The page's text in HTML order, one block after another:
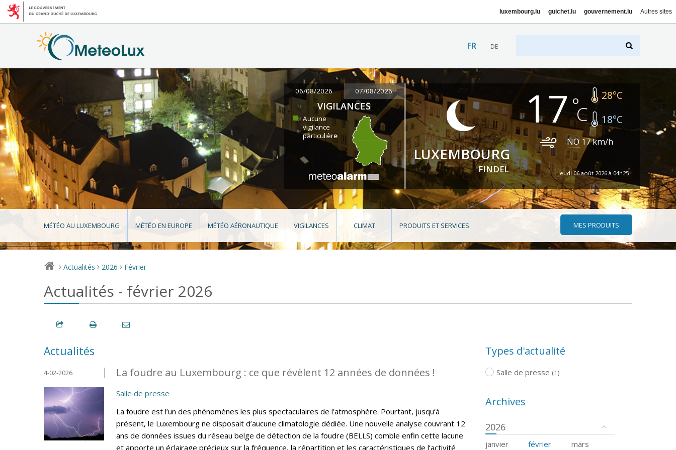
luxembourg.lu guichet.lu gouvernement.lu Autres sites
FR DE
06/08/2026 07/08/2026
VIGILANCES
Aucune
vigilance
particulière
LUXEMBOURG
FINDEL
17 28°C
18°C
NO 17km/h
Jeudi 06 août 2026 à 04h25
MÉTÉO AU LUXEMBOURG MÉTÉO EN EUROPE MÉTÉO AÉRONAUTIQUE VIGILANCES CLIMAT PRODUITS ET SERVICES MES PRODUITS
> Actualités > 2026 > Février
Actualités - février 2026
Actualités
La foudre au Luxembourg : ce que révèlent 12 années de données !
4-02-2026
Salle de presse
La foudre est l’un des phénomènes les plus spectaculaires de l’atmosphère. Pourtant, jusqu’à
présent, le Luxembourg ne disposait d’aucune climatologie dédiée. Une nouvelle analyse couvrant 12
ans de données issues du réseau belge de détection de la foudre (BELLS) comble enfin cette lacune
et apporte un éclairage précieux sur la fréquence, la répartition et les caractéristiques de l’activité
Types d'actualité
Salle de presse (1)
Archives
2026
janvier février mars